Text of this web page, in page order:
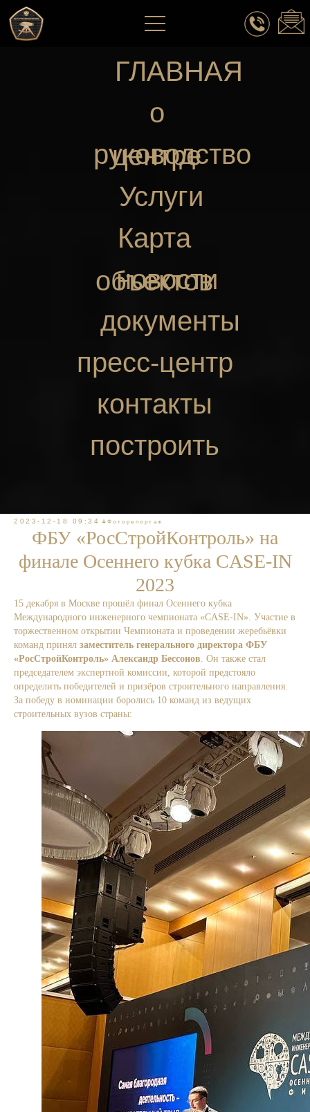
новости
руководство
Карта
объектов
ГЛАВНАЯ
пресс-центр
построить
о
центре
документы
контакты
Услуги
2023-12-18 09:34 #Фоторепортаж
ФБУ «РосСтройКонтроль» на
финале Осеннего кубка CASE-IN
2023
15 декабря в Москве прошёл финал Осеннего кубка
Международного инженерного чемпионата «CASE-IN». Участие в
торжественном открытии Чемпионата и проведении жеребьёвки
команд принял заместитель генерального директора ФБУ
«РосСтройКонтроль» Александр Бессонов. Он также стал
председателем экспертной комиссии, которой предстояло
определить победителей и призёров строительного направления.
За победу в номинации боролись 10 команд из ведущих
строительных вузов страны: